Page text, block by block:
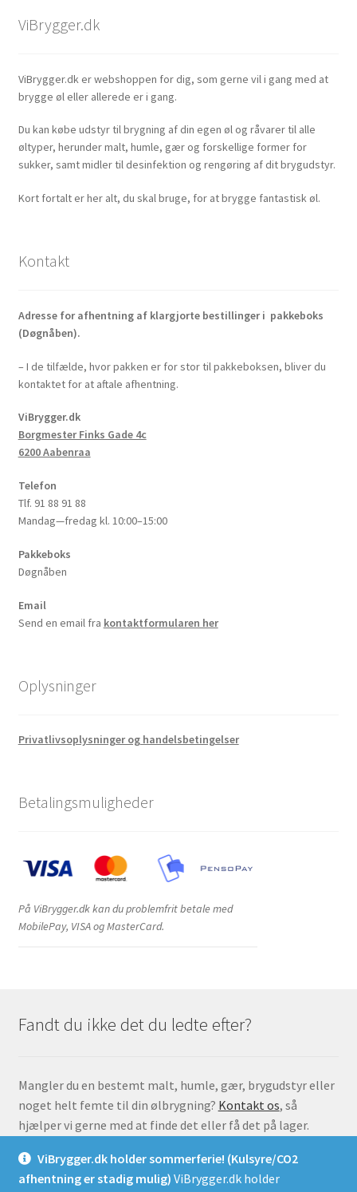
ViBrygger.dk holder sommerferie! (Kulsyre/CO2
afhentning er stadig mulig) ViBrygger.dk holder
ViBrygger.dk
ViBrygger.dk er webshoppen for dig, som gerne vil i gang med at
brygge øl eller allerede er i gang.
Du kan købe udstyr til brygning af din egen øl og råvarer til alle
øltyper, herunder malt, humle, gær og forskellige former for
sukker, samt midler til desinfektion og rengøring af dit brygudstyr.
Kort fortalt er her alt, du skal bruge, for at brygge fantastisk øl.
Kontakt
Adresse for afhentning af klargjorte bestillinger i pakkeboks
(Døgnåben).
– I de tilfælde, hvor pakken er for stor til pakkeboksen, bliver du
kontaktet for at aftale afhentning.
ViBrygger.dk
Borgmester Finks Gade 4c
6200 Aabenraa
Telefon
Tlf. 91 88 91 88
Mandag—fredag kl. 10:00–15:00
Pakkeboks
Døgnåben
Email
Send en email fra kontaktformularen her
Oplysninger
Privatlivsoplysninger og handelsbetingelser
Betalingsmuligheder
På ViBrygger.dk kan du problemfrit betale med
MobilePay, VISA og MasterCard.
Fandt du ikke det du ledte efter?
Mangler du en bestemt malt, humle, gær, brygudstyr eller
noget helt femte til din ølbrygning? Kontakt os, så
hjælper vi gerne med at finde det eller få det på lager.